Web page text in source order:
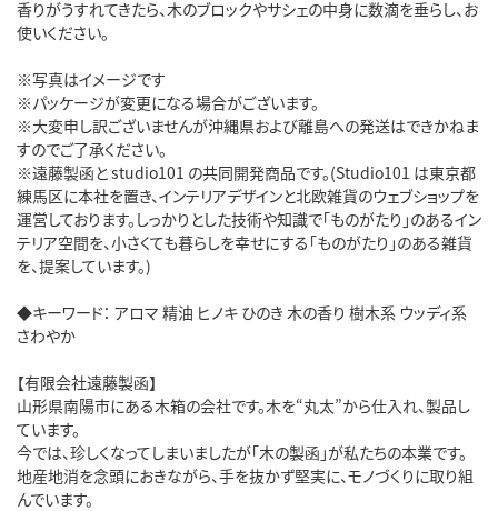
香りがうすれてきたら、木のブロックやサシェの中身に数滴を垂らし、お
使いください。
※写真はイメージです
※パッケージが変更になる場合がございます。
※大変申し訳ございませんが沖縄県および離島への発送はできかねま
すのでご了承ください。
※遠藤製函と studio101 の共同開発商品です。(Studio101 は東京都
練馬区に本社を置き、インテリアデザインと北欧雑貨のウェブショップを
運営しております。しっかりとした技術や知識で「ものがたり」のあるイン
テリア空間を、小さくても暮らしを幸せにする「ものがたり」のある雑貨
を、提案しています。)
◆キーワード： アロマ 精油 ヒノキ ひのき 木の香り 樹木系 ウッディ系
さわやか
【有限会社遠藤製函】
山形県南陽市にある木箱の会社です。木を“丸太”から仕入れ、製品し
ています。
今では、珍しくなってしまいましたが「木の製函」が私たちの本業です。
地産地消を念頭におきながら、手を抜かず堅実に、モノづくりに取り組
んでいます。